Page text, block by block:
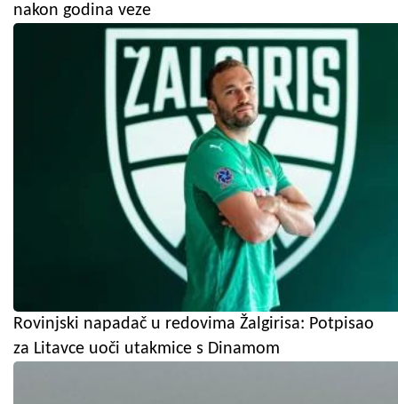
nakon godina veze
Rovinjski napadač u redovima Žalgirisa: Potpisao
za Litavce uoči utakmice s Dinamom